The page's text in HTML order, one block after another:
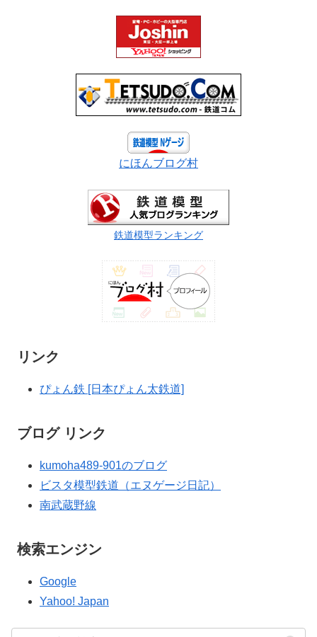
にほんブログ村
鉄道模型ランキング
リンク
ぴょん鉄 [日本ぴょん太鉄道]
ブログ リンク
kumoha489-901のブログ
ビスタ模型鉄道（エヌゲージ日記）
南武蔵野線
検索エンジン
Google
Yahoo! Japan